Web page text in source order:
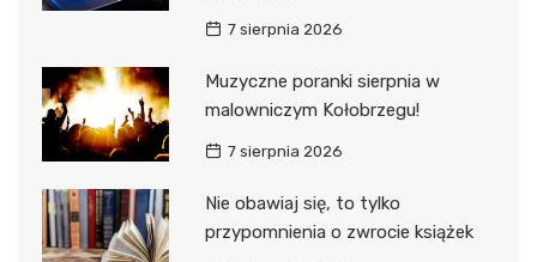
7 sierpnia 2026
Muzyczne poranki sierpnia w
malowniczym Kołobrzegu!
7 sierpnia 2026
Nie obawiaj się, to tylko
przypomnienia o zwrocie książek